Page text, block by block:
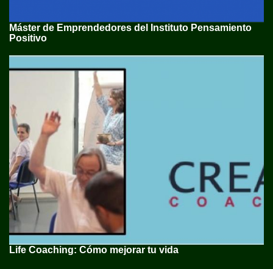
Máster de Emprendedores del Instituto Pensamiento
Positivo
Life Coaching: Cómo mejorar tu vida